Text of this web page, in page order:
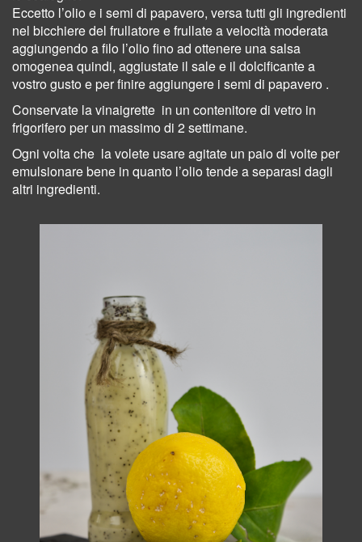
Eccetto l’olio e i semi di papavero, versa tutti gli ingredienti
nel bicchiere del frullatore e frullate a velocità moderata
aggiungendo a filo l’olio fino ad ottenere una salsa
omogenea quindi, aggiustate il sale e il dolcificante a
vostro gusto e per finire aggiungere i semi di papavero .
Conservate la vinaigrette in un contenitore di vetro in
frigorifero per un massimo di 2 settimane.
Ogni volta che la volete usareagitate un paio di volte per
emulsionare bene in quanto l’olio tende a separasi dagli
altri ingredienti.